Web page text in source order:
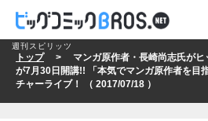
トップ> マンガ原作者・長崎尚志氏がヒ
が7月30日開講!! 「本気でマンガ原作者を目
チャーライブ！ （ 2017/07/18 ）
週刊スピリッツ